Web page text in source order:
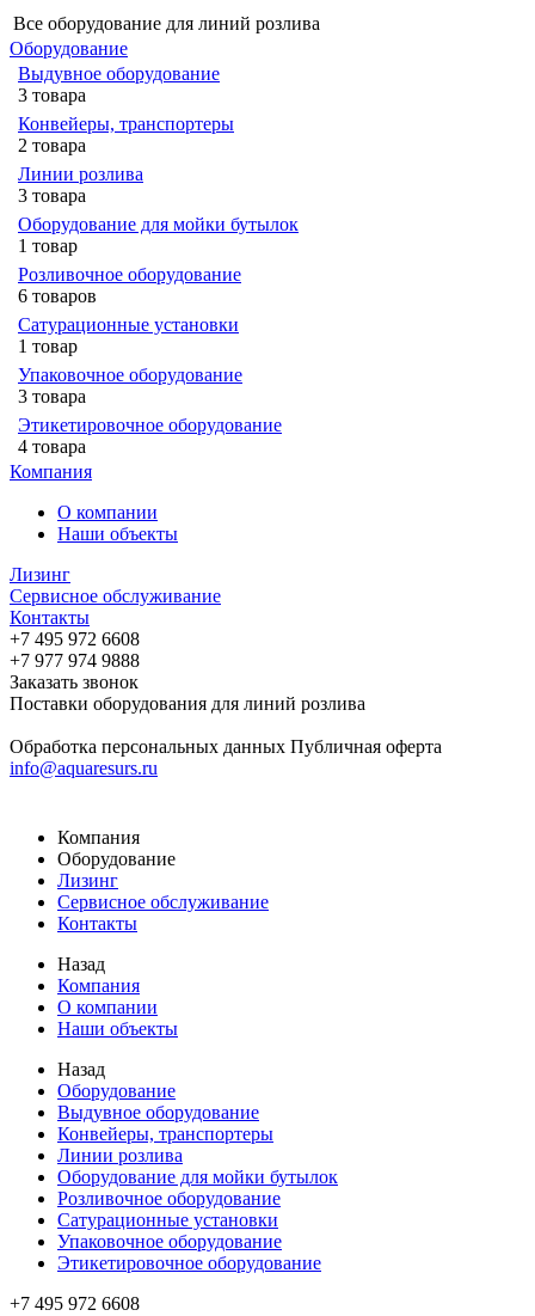
Все оборудование для линий розлива
Оборудование
Выдувное оборудование
3 товара
Конвейеры, транспортеры
2 товара
Линии розлива
3 товара
Оборудование для мойки бутылок
1 товар
Розливочное оборудование
6 товаров
Сатурационные установки
1 товар
Упаковочное оборудование
3 товара
Этикетировочное оборудование
4 товара
Компания
О компании
Наши объекты
Лизинг
Сервисное обслуживание
Контакты
+7 495 972 6608
+7 977 974 9888
Заказать звонок
Поставки оборудования для линий розлива
Обработка персональных данных Публичная оферта
info@aquaresurs.ru
Компания
Оборудование
Лизинг
Сервисное обслуживание
Контакты
Назад
Компания
О компании
Наши объекты
Назад
Оборудование
Выдувное оборудование
Конвейеры, транспортеры
Линии розлива
Оборудование для мойки бутылок
Розливочное оборудование
Сатурационные установки
Упаковочное оборудование
Этикетировочное оборудование
+7 495 972 6608